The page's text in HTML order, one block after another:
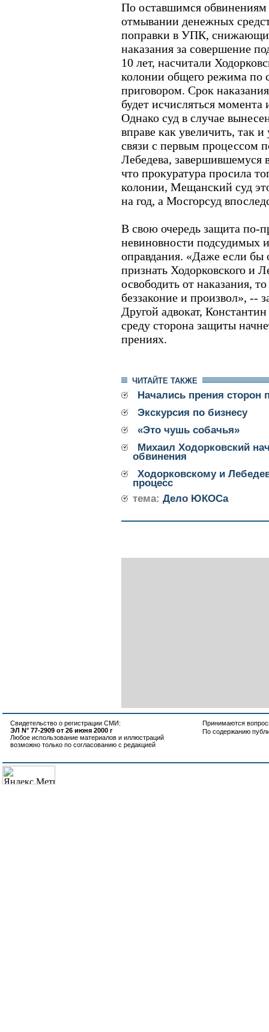
По оставшимся
отмывании денежных
поправки в УПК,
наказания за совершение
10 лет, насчитали
колонии общего режима по
приговором. Срок
будет исчисляться момента
Однако суд в случае
вправе как увеличить, так
связи с первым процессом
Лебедева, завершившемуся
что прокуратура просила
колонии, Мещанский суд
на год, а Мосгорсуд
В свою очередь защита по-
невиновности подсудимых
оправдания. «Даже если бы
признать Ходорковского и
освободить от наказания,
беззаконие и произвол»,
Другой адвокат,
среду сторона защиты
прениях.
ЧИТАЙТЕ ТАКЖЕ
Начались прения
Экскурсия по бизнесу
«Это чушь собачья»
Михаил Ходорковский
обвинения
Ходорковскому и
процесс
тема: Дело ЮКОСа
Свидетельство о регистрации СМИ:
ЭЛ N° 77-2909 от 26 июня 2000 г
Любое использование материалов и иллюстраций
возможно только по согласованию с редакцией
Принимаются
По содержанию